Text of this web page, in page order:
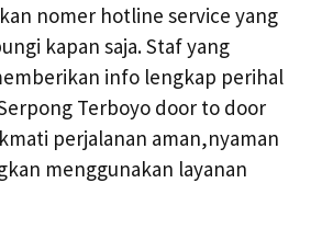
nomer hotline service yang
kapan saja. Staf yang
info lengkap perihal
Terboyo door to door
perjalanan aman,nyaman
menggunakan layanan